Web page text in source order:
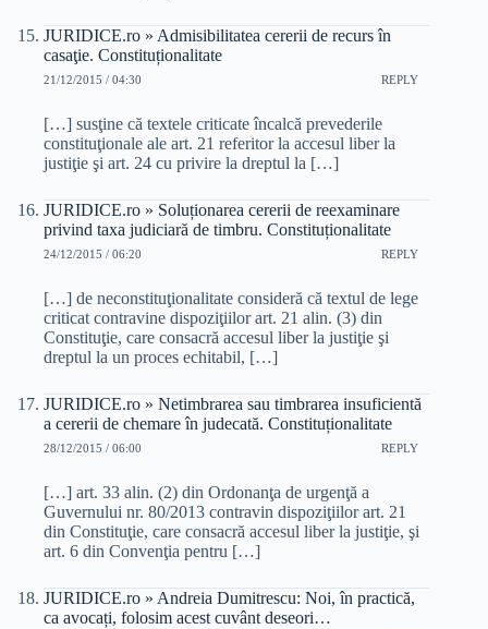
JURIDICE.ro » Admisibilitatea cererii de recurs în
casaţie. Constituționalitate
21/12/2015 / 04:30 REPLY
[…] susţine că textele criticate încalcă prevederile
constituţionale ale art. 21 referitor la accesul liber la
justiţie şi art. 24 cu privire la dreptul la […]
JURIDICE.ro » Soluționarea cererii de reexaminare
privind taxa judiciară de timbru. Constituționalitate
24/12/2015 / 06:20 REPLY
[…] de neconstituţionalitate consideră că textul de lege
criticat contravine dispoziţiilor art. 21 alin. (3) din
Constituţie, care consacră accesul liber la justiţie şi
dreptul la un proces echitabil, […]
JURIDICE.ro » Netimbrarea sau timbrarea insuficientă
a cererii de chemare în judecată. Constituționalitate
28/12/2015 / 06:00 REPLY
[…] art. 33 alin. (2) din Ordonanţa de urgenţă a
Guvernului nr. 80/2013 contravin dispoziţiilor art. 21
din Constituţie, care consacră accesul liber la justiţie, şi
art. 6 din Convenţia pentru […]
JURIDICE.ro » Andreia Dumitrescu: Noi, în practică,
ca avocați, folosim acest cuvânt deseori…